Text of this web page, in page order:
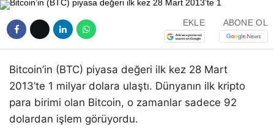
EKLE ABONE OL
Bitcoin’in (BTC) piyasa değeri ilk kez 28 Mart
2013’te 1 milyar dolara ulaştı. Dünyanın ilk kripto
para birimi olan Bitcoin, o zamanlar sadece 92
dolardan işlem görüyordu.